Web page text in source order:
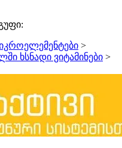
>
ხსნადი ვიტამინები >